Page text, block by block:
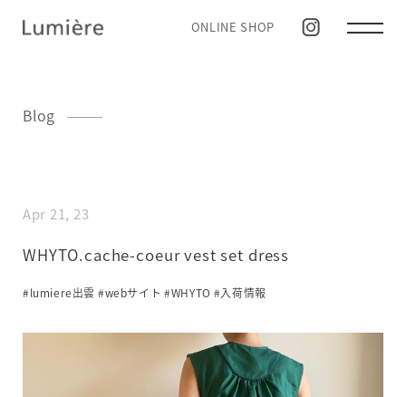
ONLINE SHOP
Blog
Apr 21, 23
WHYTO.cache-coeur vest set dress
#lumiere出雲 #webサイト #WHYTO #入荷情報